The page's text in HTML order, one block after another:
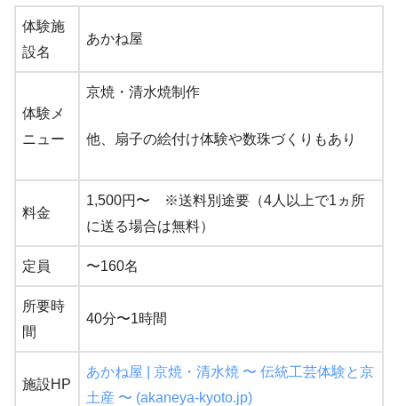
体験施
設名
あかね屋
体験メ
ニュー
京焼・清水焼制作
他、扇子の絵付け体験や数珠づくりもあり
料金
1,500円〜 ※送料別途要（4人以上で1ヵ所
に送る場合は無料）
定員 〜160名
所要時
間
40分〜1時間
施設HP
あかね屋 | 京焼・清水焼 〜 伝統工芸体験と京
土産 〜 (akaneya-kyoto.jp)